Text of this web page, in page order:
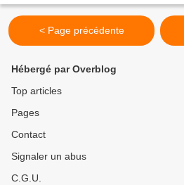
< Page précédente
Hébergé par Overblog
Top articles
Pages
Contact
Signaler un abus
C.G.U.